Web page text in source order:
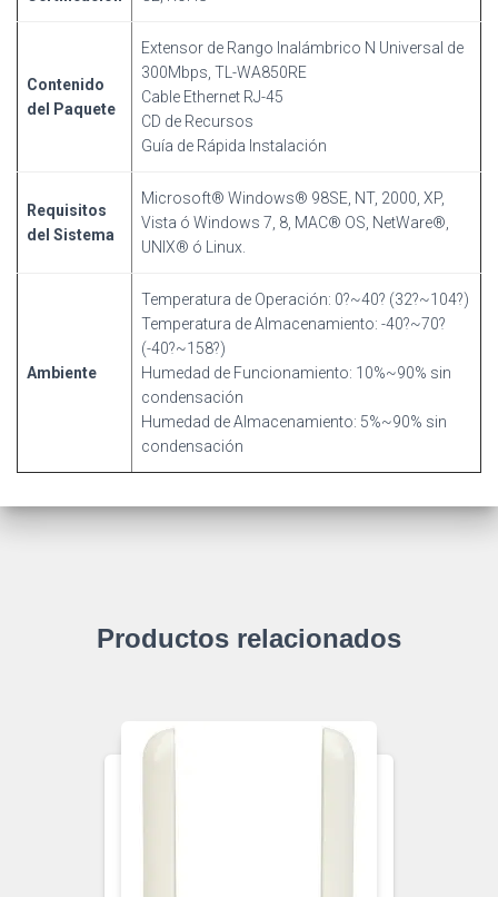
Contenido
del Paquete
Extensor de Rango Inalámbrico N Universal de
300Mbps, TL-WA850RE
Cable Ethernet RJ-45
CD de Recursos
Guía de Rápida Instalación
Requisitos
del Sistema
Microsoft® Windows® 98SE, NT, 2000, XP,
Vista ó Windows 7, 8, MAC® OS, NetWare®,
UNIX® ó Linux.
Ambiente
Temperatura de Operación: 0?~40? (32?~104?)
Temperatura de Almacenamiento: -40?~70?
(-40?~158?)
Humedad de Funcionamiento: 10%~90% sin
condensación
Humedad de Almacenamiento: 5%~90% sin
condensación
Productos relacionados